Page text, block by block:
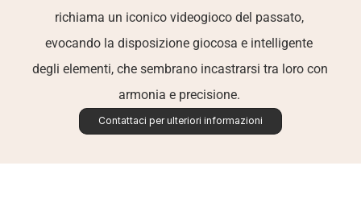
richiama un iconico videogioco del passato,
evocando la disposizione giocosa e intelligente
degli elementi, che sembrano incastrarsi tra loro con
armonia e precisione.
Contattaci per ulteriori informazioni